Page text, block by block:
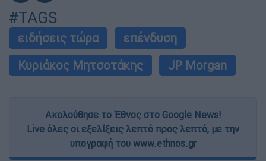
#TAGS
ειδήσεις τώρα
επένδυση
Κυριάκος Μητσοτάκης
JP Morgan
Ακολούθησε το Έθνος στο Google News!
Live όλες οι εξελίξεις λεπτό προς λεπτό, με την
υπογραφή του www.ethnos.gr